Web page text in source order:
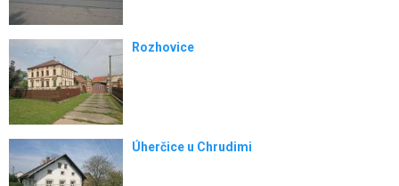
Rozhovice
Úherčice u Chrudimi